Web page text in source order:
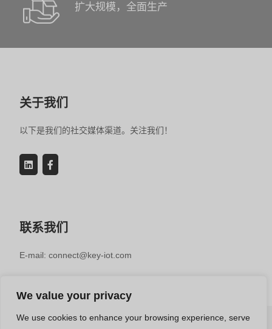
We value your privacy
We use cookies to enhance your browsing experience, serve
扩大规模，全面生产
关于我们
以下是我们的社交媒体渠道。关注我们！
联系我们
E-mail: connect@key-iot.com